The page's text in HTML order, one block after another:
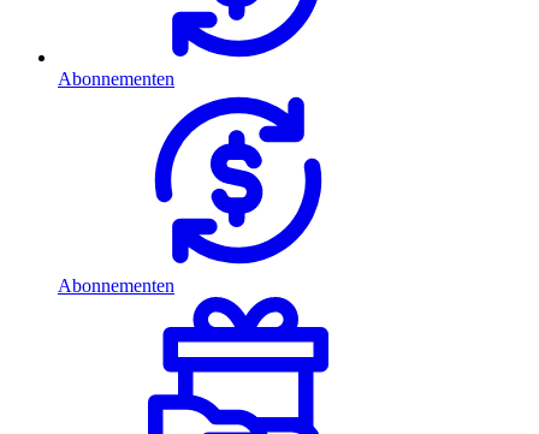
Abonnementen
Abonnementen